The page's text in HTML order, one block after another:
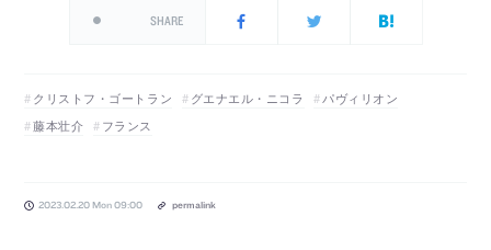
SHARE
クリストフ・ゴートラン グエナエル・ニコラ
パヴィリオン
藤本壮介
フランス
2023.02.20 Mon 09:00 permalink